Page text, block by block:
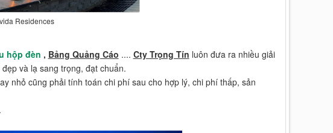
Residences
hộp đèn , Bảng Quảng Cáo .... Cty Trọng Tín luôn đưa ra nhiều giải
và lạ sang trọng, đạt chuẩn.
nhỏ cũng phải tính toán chi phí sau cho hợp lý, chi phí thấp, sản